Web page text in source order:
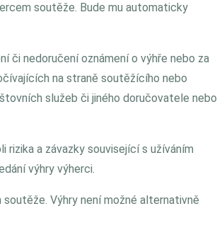
soutěže. Bude mu automaticky
či nedoručení oznámení o výhře nebo za
na straně soutěžícího nebo
služeb či jiného doručovatele nebo
rizika a závazky související s užíváním
výhry výherci.
Výhry není možné alternativně